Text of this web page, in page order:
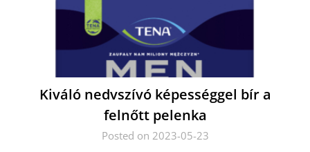
Kiváló nedvszívó képességgel bír a
felnőtt pelenka
Posted on 2023-05-23